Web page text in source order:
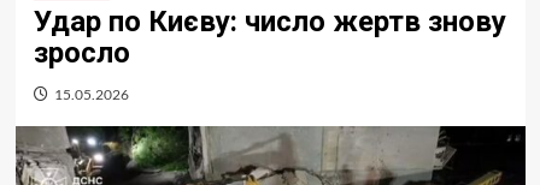
Удар по Києву: число жертв знову
зросло
15.05.2026